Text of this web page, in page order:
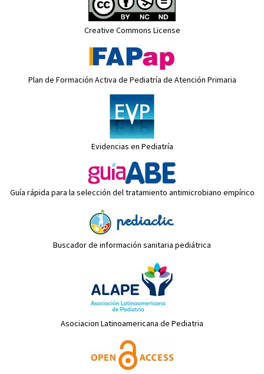
Creative Commons License
Plan de Formación Activa de Pediatría de Atención Primaria
Evidencias en Pediatría
Guía rápida para la selección del tratamiento antimicrobiano empírico
Buscador de información sanitaria pediátrica
Asociacion Latinoamericana de Pediatria